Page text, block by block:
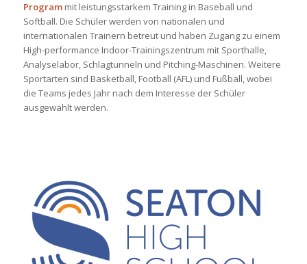
Programmit leistungsstarkem Training in Baseball und
Softball. Die Schüler werden von nationalen und
internationalen Trainern betreut und haben Zugang zu einem
High-performance Indoor-Trainingszentrum mit Sporthalle,
Analyselabor, Schlagtunneln und Pitching-Maschinen. Weitere
Sportarten sind Basketball, Football (AFL) und Fußball, wobei
die Teams jedes Jahr nach dem Interesse der Schüler
ausgewählt werden.